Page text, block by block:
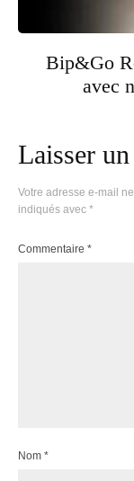
Bip&Go
avec
Laisser
Votre adresse e-mail
indiqués avec *
Commentaire *
Nom *